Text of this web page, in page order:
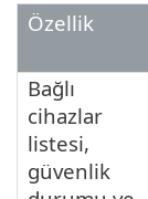
Özellik
Bağlı
cihazlar
listesi,
güvenlik